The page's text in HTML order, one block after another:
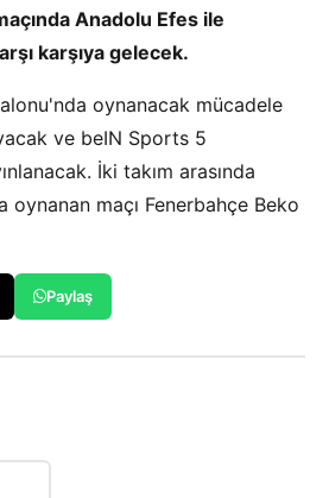
Anadolu Efes ile
karşıya gelecek.
oynanacak mücadele
ve beIN Sports 5
İki takım arasında
oynanan maçı Fenerbahçe Beko
Paylaş